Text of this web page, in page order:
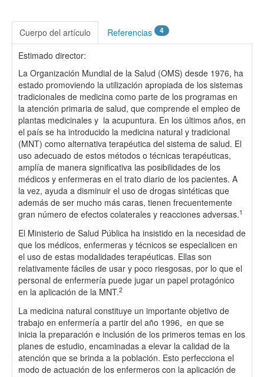
Cuerpo del artículo Referencias 4
Estimado director:
La Organización Mundial de la Salud (OMS) desde 1976, ha
estado promoviendo la utilización apropiada de los sistemas
tradicionales de medicina como parte de los programas en
la atención primaria de salud, que comprende el empleo de
plantas medicinales y la acupuntura. En los últimos años, en
el país se ha introducido la medicina natural y tradicional
(MNT) como alternativa terapéutica del sistema de salud. El
uso adecuado de estos métodos o técnicas terapéuticas,
amplía de manera significativa las posibilidades de los
médicos y enfermeras en el trato diario de los pacientes. A
la vez, ayuda a disminuir el uso de drogas sintéticas que
además de ser mucho más caras, tienen frecuentemente
gran número de efectos colaterales y reacciones adversas.1
El Ministerio de Salud Pública ha insistido en la necesidad de
que los médicos, enfermeras y técnicos se especialicen en
el uso de estas modalidades terapéuticas. Ellas son
relativamente fáciles de usar y poco riesgosas, por lo que el
personal de enfermería puede jugar un papel protagónico
en la aplicación de la MNT.2
La medicina natural constituye un importante objetivo de
trabajo en enfermería a partir del año 1996, en que se
inicia la preparación e inclusión de los primeros temas en los
planes de estudio, encaminadas a elevar la calidad de la
atención que se brinda a la población. Esto perfecciona el
modo de actuación de los enfermeros con la aplicación de